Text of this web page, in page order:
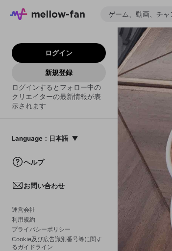
ログイン
新規登録
ログインするとフォロー中の
クリエイターの最新情報が表
示されます
Language ： 日本語
中文(簡体)
ヘルプ
お問い合わせ
運営会社
利用規約
プライバシーポリシー
Cookie及び広告識別番号等に関す
るガイドライン